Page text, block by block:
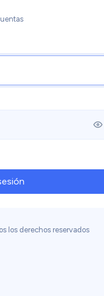
los derechos reservados